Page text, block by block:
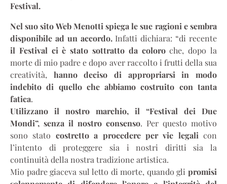
Festival.
Nel suo sito Web Menotti spiega le sue ragioni e sembra
disponibile ad un accordo. Infatti dichiara: “di recente
il Festival ci è stato sottratto da coloroche, dopo la
morte di mio padre e dopo aver raccolto i frutti della sua
creatività, hanno deciso di appropriarsi in modo
indebito di quello che abbiamo costruito con tanta
fatica.
Utilizzano il nostro marchio, il “Festival dei Due
Mondi”, senza il nostro consenso. Per questo motivo
sono stato costretto a procedere per vie legali con
l’intento di proteggere sia i nostri diritti sia la
continuità della nostra tradizione artistica.
Mio padre giaceva sul letto di morte, quando gli promisi